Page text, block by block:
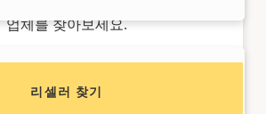
AXIS T94T02D Pendant Kit
업체를 찾아보세요.
리셀러 찾기